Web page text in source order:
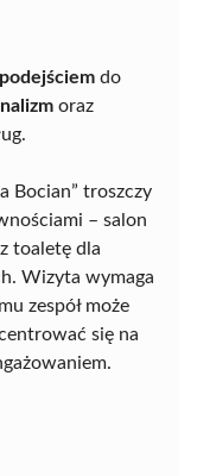
do
oraz
Bocian” troszczy
– salon
toaletę dla
Wizyta wymaga
zespół może
się na